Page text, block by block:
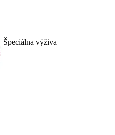
Špeciálna výživa